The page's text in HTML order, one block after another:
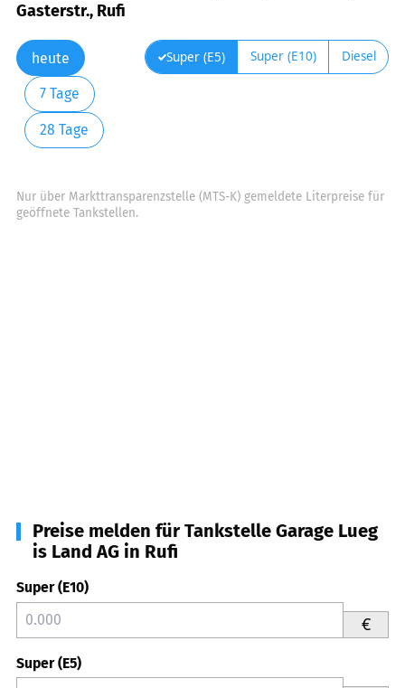
Gasterstr., Rufi
heute
7 Tage
28 Tage
Super (E5) Super (E10) Diesel
Nur über Markttransparenzstelle (MTS-K) gemeldete Literpreise für
geöffnete Tankstellen.
Preise melden für Tankstelle Garage Lueg
is Land AG in Rufi
Super (E10)
€
Super (E5)